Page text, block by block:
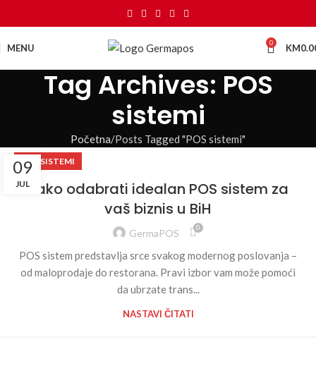
MENU 0 KM
Tag Archives: POS
sistemi
Početna Posts Tagged "POS sistemi"
09
JUL
POS SISTEMI
Kako odabrati idealan POS sistem za
vaš biznis u BiH
GermaPOS 0
POS sistem predstavlja srce svakog modernog poslovanja –
od maloprodaje do restorana. Pravi izbor vam može pomoći
da ubrzate trans...
NASTAVI ČITATI